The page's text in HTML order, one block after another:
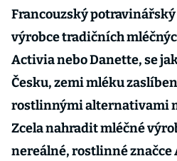
Francouzský
výrobce tradičních
Activia nebo Danette, se
Česku, zemi mléku
rostlinnými alternativami
Zcela nahradit mléčné
nereálné, rostlinné značce